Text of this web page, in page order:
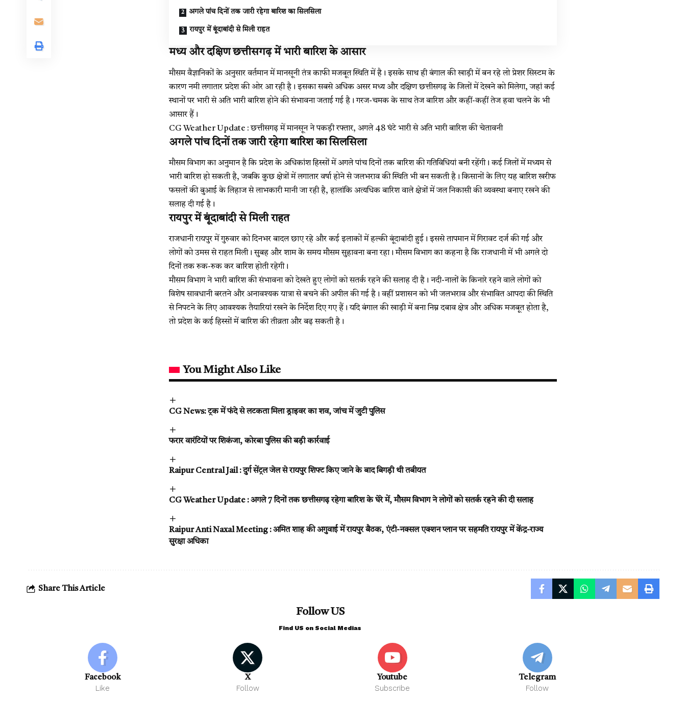
अगले पांच दिनों तक जारी रहेगा बारिश का सिलसिला
रायपुर में बूंदाबांदी से मिली राहत
मध्य और दक्षिण छत्तीसगढ़ में भारी बारिश के आसार
मौसम वैज्ञानिकों के अनुसार वर्तमान में मानसूनी तंत्र काफी मजबूत स्थिति में है। इसके साथ ही बंगाल की खाड़ी में बन रहे लो प्रेशर सिस्टम के
कारण नमी लगातार प्रदेश की ओर आ रही है। इसका सबसे अधिक असर मध्य और दक्षिण छत्तीसगढ़ के जिलों में देखने को मिलेगा, जहां कई
स्थानों पर भारी से अति भारी बारिश होने की संभावना जताई गई है। गरज-चमक के साथ तेज बारिश और कहीं-कहीं तेज हवा चलने के भी
आसार हैं।
CG Weather Update : छत्तीसगढ़ में मानसून ने पकड़ी रफ्तार, अगले 48 घंटे भारी से अति भारी बारिश की चेतावनी
अगले पांच दिनों तक जारी रहेगा बारिश का सिलसिला
मौसम विभाग का अनुमान है कि प्रदेश के अधिकांश हिस्सों में अगले पांच दिनों तक बारिश की गतिविधियां बनी रहेंगी। कई जिलों में मध्यम से
भारी बारिश हो सकती है, जबकि कुछ क्षेत्रों में लगातार वर्षा होने से जलभराव की स्थिति भी बन सकती है। किसानों के लिए यह बारिश खरीफ
फसलों की बुआई के लिहाज से लाभकारी मानी जा रही है, हालांकि अत्यधिक बारिश वाले क्षेत्रों में जल निकासी की व्यवस्था बनाए रखने की
सलाह दी गई है।
रायपुर में बूंदाबांदी से मिली राहत
राजधानी रायपुर में गुरुवार को दिनभर बादल छाए रहे और कई इलाकों में हल्की बूंदाबांदी हुई। इससे तापमान में गिरावट दर्ज की गई और
लोगों को उमस से राहत मिली। सुबह और शाम के समय मौसम सुहावना बना रहा। मौसम विभाग का कहना है कि राजधानी में भी अगले दो
दिनों तक रुक-रुक कर बारिश होती रहेगी।
मौसम विभाग ने भारी बारिश की संभावना को देखते हुए लोगों को सतर्क रहने की सलाह दी है। नदी-नालों के किनारे रहने वाले लोगों को
विशेष सावधानी बरतने और अनावश्यक यात्रा से बचने की अपील की गई है। वहीं प्रशासन को भी जलभराव और संभावित आपदा की स्थिति
से निपटने के लिए आवश्यक तैयारियां रखने के निर्देश दिए गए हैं। यदि बंगाल की खाड़ी में बना निम्न दबाव क्षेत्र और अधिक मजबूत होता है,
तो प्रदेश के कई हिस्सों में बारिश की तीव्रता और बढ़ सकती है।
You Might Also Like
CG News: ट्रक में फंदे से लटकता मिला ड्राइवर का शव, जांच में जुटी पुलिस
फरार वारंटियों पर शिकंजा, कोरबा पुलिस की बड़ी कार्रवाई
Raipur Central Jail : दुर्ग सेंट्रल जेल से रायपुर शिफ्ट किए जाने के बाद बिगड़ी थी तबीयत
CG Weather Update : अगले 7 दिनों तक छत्तीसगढ़ रहेगा बारिश के घेरे में, मौसम विभाग ने लोगों को सतर्क रहने की दी सलाह
Raipur Anti Naxal Meeting : अमित शाह की अगुवाई में रायपुर बैठक, एंटी-नक्सल एक्शन प्लान पर सहमति रायपुर में केंद्र-राज्य
सुरक्षा अधिका
Share This Article
Follow US
Find US on Social Medias
Facebook
Like
X
Follow
Youtube
Subscribe
Telegram
Follow